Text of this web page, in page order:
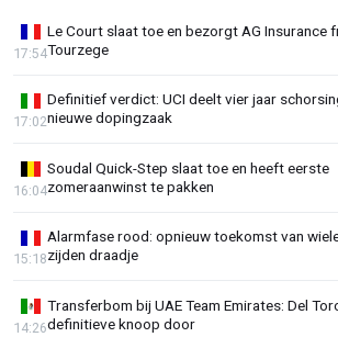
Le Court slaat toe en bezorgt AG Insurance
Tourzege
17:54
Definitief verdict: UCI deelt vier jaar
nieuwe dopingzaak
17:02
Soudal Quick-Step slaat toe en heeft eerste
zomeraanwinst te pakken
16:04
Alarmfase rood: opnieuw toekomst van
zijden draadje
15:18
Transferbom bij UAE Team Emirates: Del
definitieve knoop door
14:26